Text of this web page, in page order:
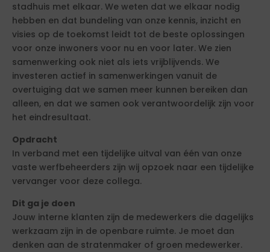
stadhuis met elkaar. We weten dat we elkaar nodig
hebben en dat bundeling van onze kennis, inzicht en
visies op de toekomst leidt tot de beste oplossingen
voor onze inwoners voor nu en voor later. We zien
samenwerking ook niet als iets vrijblijvends. We
investeren actief in samenwerkingen vanuit de
overtuiging dat we samen meer kunnen bereiken dan
alleen, en dat we samen ook verantwoordelijk zijn voor
het eindresultaat.
Opdracht
In verband met een tijdelijke uitval van één van onze
vaste werfbeheerders zijn wij opzoek naar een tijdelijke
vervanger voor deze collega.
Dit ga je doen
Jouw interne klanten zijn de medewerkers die dagelijks
werkzaam zijn in de openbare ruimte. Je moet dan
denken aan de stratenmaker of groen medewerker.